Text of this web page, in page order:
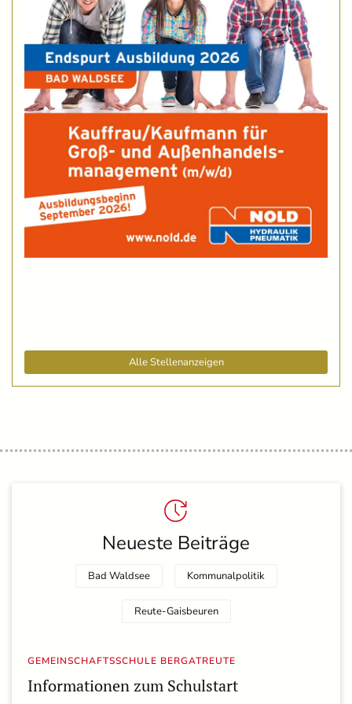
Alle Stellenanzeigen
Neueste Beiträge
Bad Waldsee Kommunalpolitik
Reute-Gaisbeuren
GEMEINSCHAFTSSCHULE BERGATREUTE
Informationen zum Schulstart